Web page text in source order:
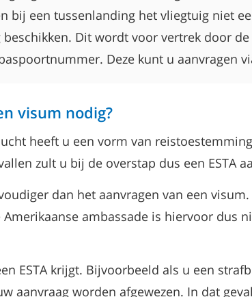
bij een tussenlanding het vliegtuig niet
Dit wordt voor vertrek door
Deze kunt u aanvragen
visum nodig?
heeft u een vorm van
zult u bij de overstap dus een ESTA
dan het aanvragen van een
ambassade is hiervoor dus
ESTA krijgt. Bijvoorbeeld als u een
aanvraag worden afgewezen. In dat